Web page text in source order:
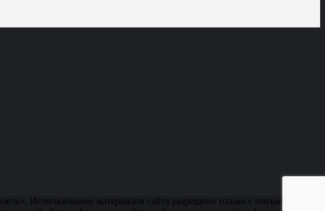
Использование материалов сайта разрешено только с письменного